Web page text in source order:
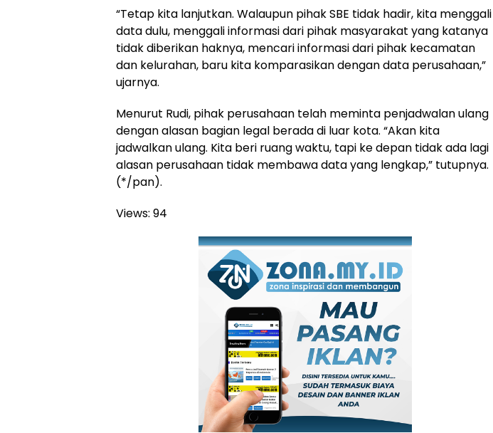
“Tetap kita lanjutkan. Walaupun pihak SBE tidak hadir, kita menggali
data dulu, menggali informasi dari pihak masyarakat yang katanya
tidak diberikan haknya, mencari informasi dari pihak kecamatan
dan kelurahan, baru kita komparasikan dengan data perusahaan,”
ujarnya.
Menurut Rudi, pihak perusahaan telah meminta penjadwalan ulang
dengan alasan bagian legal berada di luar kota. “Akan kita
jadwalkan ulang. Kita beri ruang waktu, tapi ke depan tidak ada lagi
alasan perusahaan tidak membawa data yang lengkap,” tutupnya.
(*/pan).
Views: 94